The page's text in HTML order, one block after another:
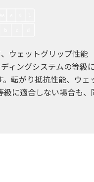
ウェットグリップ性能
ィングシステムの等級
転がり抵抗性能、ウェ
級に適合しない場合も、